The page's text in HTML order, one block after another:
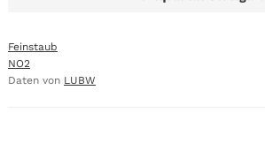
Feinstaub
NO2
Daten von LUBW